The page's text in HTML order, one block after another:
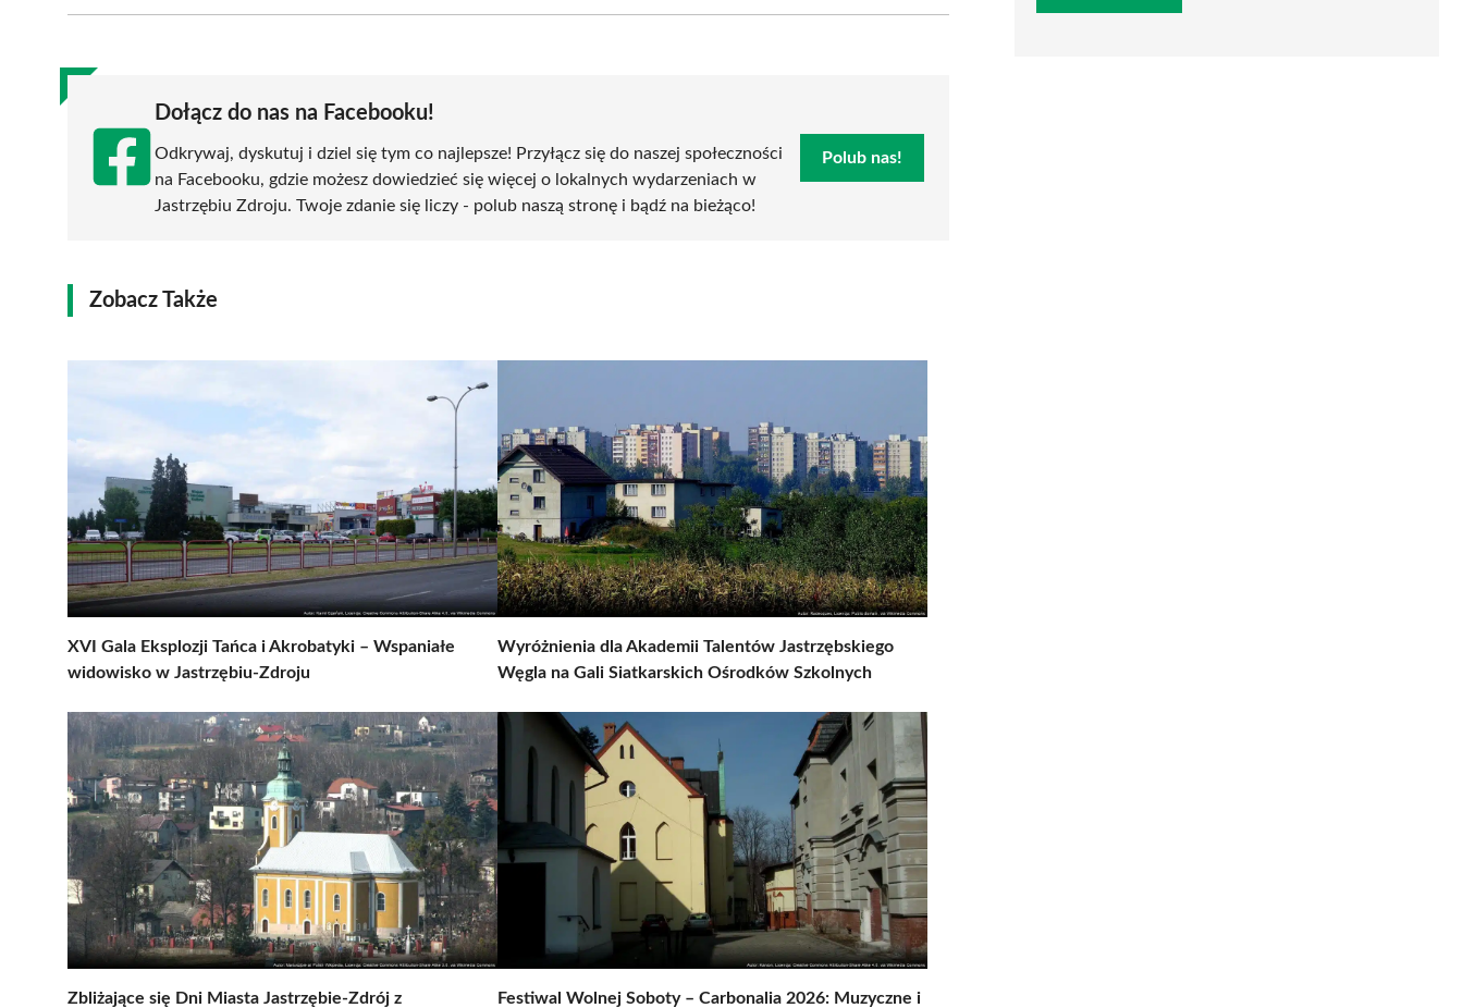
(Twitter)
Dołącz do nas na Facebooku!
Odkrywaj, dyskutuj i dziel się tym co najlepsze! Przyłącz się do naszej społeczności
na Facebooku, gdzie możesz dowiedzieć się więcej o lokalnych wydarzeniach w
Jastrzębiu Zdroju. Twoje zdanie się liczy - polub naszą stronę i bądź na bieżąco!
Polub nas!
Zobacz Także
XVI Gala Eksplozji Tańca i Akrobatyki – Wspaniałe
widowisko w Jastrzębiu-Zdroju
Wyróżnienia dla Akademii Talentów Jastrzębskiego
Węgla na Gali Siatkarskich Ośrodków Szkolnych
Zbliżające się Dni Miasta Jastrzębie-Zdrój z
Festiwal Wolnej Soboty – Carbonalia 2026: Muzyczne i